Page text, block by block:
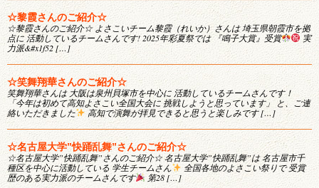
☆黎霞さんのご紹介☆
☆黎霞さんのご紹介☆ よさこいチーム黎霞（れいか）さんは 埼玉県朝霞市を拠
点に 活動しているチームさんです! 2025年彩夏祭では 『鳴子大賞』受賞
実
力派&#x1f52 […]
☆笑舞翔華さんのご紹介☆
笑舞翔華さんは 大阪は泉州貝塚市を中心に 活動しているチームさんです！
「今年は初めて高知よさこい全国大会に 挑戦しようと思っています」 と、ご連
絡いただきました
高知で演舞が拝見できると思うと楽しみです […]
☆名古屋大学”快踊乱舞”さんのご紹介☆
☆名古屋大学”快踊乱舞”さんのご紹介☆ 名古屋大学”快踊乱舞”は 名古屋市千
種区を中心に活動している 学生チームさん
全国各地のよさこい祭りで 受賞
歴のある実力派のチームさんです
第28 […]